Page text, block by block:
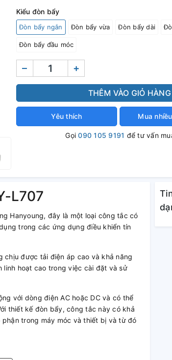
Kiểu đòn bẩy
Đòn bẩy ngắn Đòn bẩy vừa Đòn bẩy dài
Đòn bẩy đầu móc
– +
THÊM VÀO GIỎ HÀNG
Yêu thích Mua
Gọi090 105 9191 để tư vấn
L707
Hanyoung, đây là một loại công tắc có
trong các ứng dụng điều khiển tín
chịu được tải điện áp cao và khả năng
linh hoạt cao trong việc cài đặt và sử
với dòng điện AC hoặc DC và có thể
thiết kế đòn bẩy, công tắc này có khả
trong máy móc và thiết bị và từ đó